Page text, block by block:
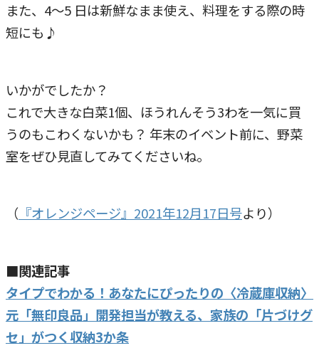
また、4～5 日は新鮮なまま使え、料理をする際の時
短にも♪
いかがでしたか？
これで大きな白菜1個、ほうれんそう3わを一気に買
うのもこわくないかも？ 年末のイベント前に、野菜
室をぜひ見直してみてくださいね。
（ 『オレンジページ』2021年12月17日号より）
■関連記事
タイプでわかる！あなたにぴったりの〈冷蔵庫収納〉
元「無印良品」開発担当が教える、家族の「片づけグ
セ」がつく収納3か条